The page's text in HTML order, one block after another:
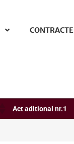
CONTRACTE
Act aditional nr.1